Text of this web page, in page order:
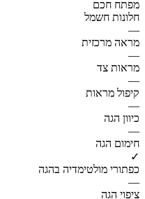
מפתח חכם
חלונות חשמל
—
מראה מרכזית
—
מראות צד
—
קיפול מראות
—
כיוון הגה
—
חימום הגה
✓
כפתורי מולטימדיה בהגה
—
ציפוי הגה